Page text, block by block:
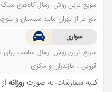
سریع ترین روش ارسال کالاهای
دور تر از تهران مانند سیستان و
سواری
سریع ترین روش ارسال مناسب برای
قزوین ، مازندران و مرکزی
کلیه سفارشات به صورتروزانه